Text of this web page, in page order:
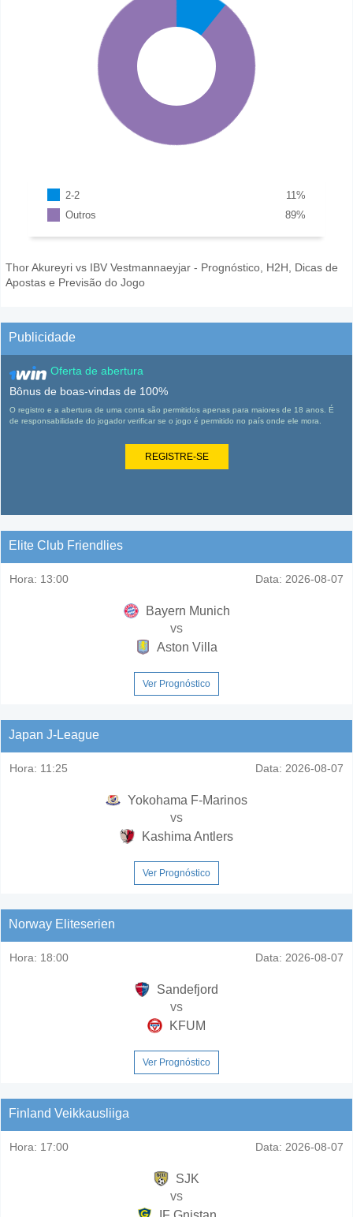
2-2 %
11
Outros
%
89
Thor Akureyri vs IBV Vestmannaeyjar - Prognóstico, H2H, Dicas de
Apostas e Previsão do Jogo
Publicidade
Oferta de abertura
Bônus de boas-vindas de 100%
O registro e a abertura de uma conta são permitidos apenas para maiores de 18 anos. É
de responsabilidade do jogador verificar se o jogo é permitido no país onde ele mora.
REGISTRE-SE
Elite Club Friendlies
Hora: 13:00 Data: 2026-08-07
Bayern Munich
vs
Aston Villa
Ver Prognóstico
Japan J-League
Hora: 11:25 Data: 2026-08-07
Yokohama F-Marinos
vs
Kashima Antlers
Ver Prognóstico
Norway Eliteserien
Hora: 18:00 Data: 2026-08-07
Sandefjord
vs
KFUM
Ver Prognóstico
Finland Veikkausliiga
Hora: 17:00 Data: 2026-08-07
SJK
vs